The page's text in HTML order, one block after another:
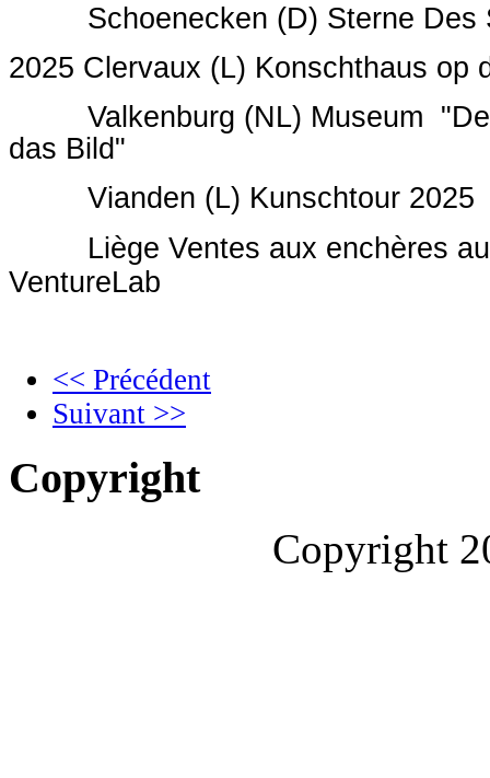
Schoenecken (D) Sterne Des
2025 Clervaux (L) Konschthaus op
Valkenburg (NL) Museum "Der
das Bild"
Vianden (L) Kunschtour 2025
Liège Ventes aux enchères
VentureLab
<< Précédent
Suivant >>
Copyright
Copyright